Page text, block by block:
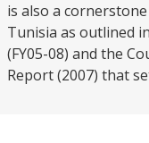
is also a
Tunisia as outlined
(FY05-08) and the
Report (2007) that